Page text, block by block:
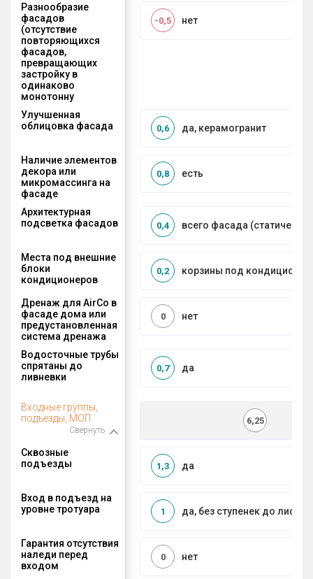
Разнообразие
фасадов
(отсутствие
повторяющихся
фасадов,
превращающих
застройку в
одинаково
монотонну
нет
-0,5
Улучшенная
облицовка фасада
да, керамогранит
0,6
Наличие элементов
декора или
микромассинга на
фасаде
есть
0,8
Архитектурная
подсветка фасадов
всего фасада
0,4
Места под внешние
блоки
кондиционеров
корзины под
0,2
Дренаж для AirCo в
фасаде дома или
предустановленная
система дренажа
нет
0
Водосточные трубы
спрятаны до
ливневки
да
0,7
Входные группы,
подъезды, МОП
Свернуть
6,25
Сквозные
подъезды
да
1,3
Вход в подъезд на
уровне тротуара
да, без ступенек до лифта
1
Гарантия отсутствия
наледи перед
входом
нет
0